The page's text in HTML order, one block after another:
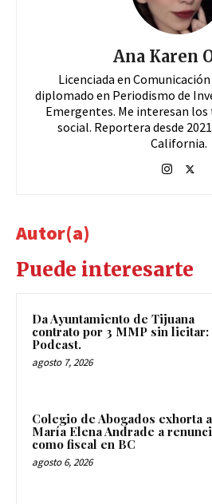
Ana Karen
Licenciada en
diplomado en Periodismo de
Emergentes. Me interesan
social. Reportera desde
California.
Autor(a)
Puede interesarte
Da Ayuntamiento de Tijuana
contrato por 3 MMP sin licitar:
Podcast.
agosto 7, 2026
Colegio de Abogados exhorta a
María Elena Andrade a
como fiscal en BC
agosto 6, 2026